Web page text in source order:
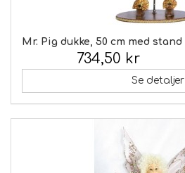
Mr. Pig dukke, 50 cm med stand
734,50 kr
Se detaljer